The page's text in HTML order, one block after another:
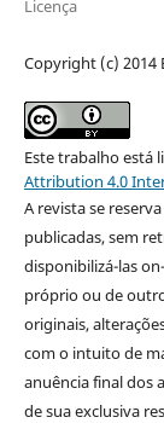
Licença
Copyright (c) 2014
Este trabalho está
Attribution 4.0
A revista se
publicadas, sem
disponibilizá-las
próprio ou de
originais,
com o intuito de
anuência final dos
de sua exclusiva